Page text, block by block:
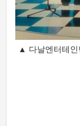
▲ 다날엔터테인